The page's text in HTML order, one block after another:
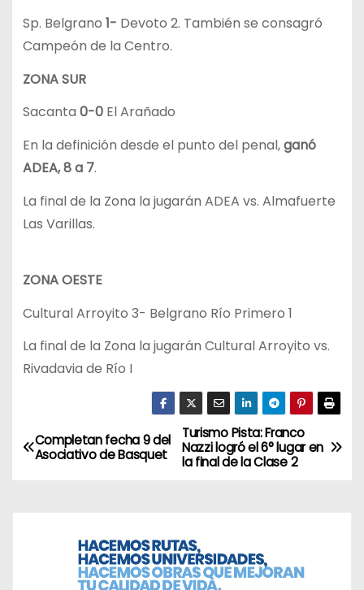
Sp. Belgrano 1- Devoto 2. También se consagró
Campeón de la Centro.
ZONA SUR
Sacanta 0-0El Arañado
En la definición desde el punto del penal,ganó
ADEA, 8 a 7.
La final de la Zona la jugarán ADEA vs. Almafuerte
Las Varillas.
ZONA OESTE
Cultural Arroyito 3- Belgrano Río Primero 1
La final de la Zona la jugarán Cultural Arroyito vs.
Rivadavia de Río I
N
Turismo Pista: Franco
Nazzi logró el 6° lugar en
la final de la Clase 2
Completan fecha 9 del
Asociativo de Basquet